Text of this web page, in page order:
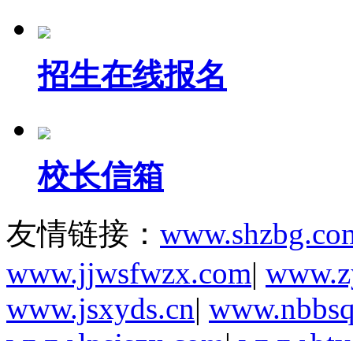
招生在线报名
校长信箱
友情链接：
www.jjwsfwzx.com|
www.jsxyds.cn|